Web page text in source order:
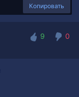
Копировать
9
0